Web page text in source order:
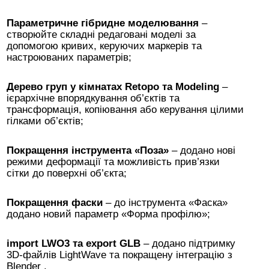
Параметричне гібридне моделювання –
створюйте складні редаговані моделі за
допомогою кривих, керуючих маркерів та
настроюваних параметрів;
Дерево груп у кімнатах Retopo та Modeling –
ієрархічне впорядкування об’єктів та
трансформація, копіювання або керування цілими
гілками об’єктів;
Покращення інструмента «Поза» – додано нові
режими деформації та можливість прив’язки
сітки до поверхні об’єкта;
Покращення фаски – до інструмента «Фаска»
додано новий параметр «Форма профілю»;
import LWO3 та export GLB – додано підтримку
3D-файлів LightWave та покращену інтеграцію з
Blender .